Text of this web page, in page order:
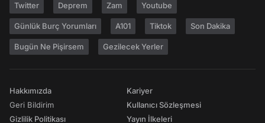
Twitter Deprem Zam Youtube
Günlük Burç Yorumları A101 Tiktok Son Dakika
Bugün Ne Pişirsem Gezilecek Yerler
Hakkımızda
Geri Bildirim
Gizlilik Politikası
Kariyer
Kullanıcı Sözleşmesi
Yayın İlkeleri